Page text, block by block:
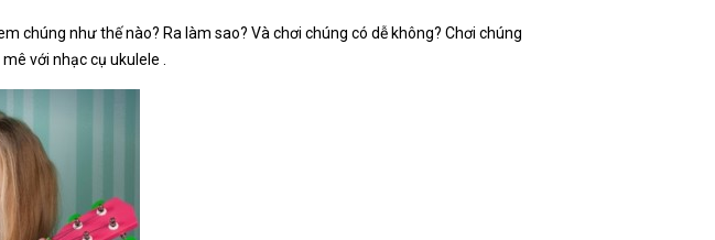
chúng như thế nào? Ra làm sao? Và chơi chúng có dễ không? Chơi chúng
với nhạc cụ ukulele .